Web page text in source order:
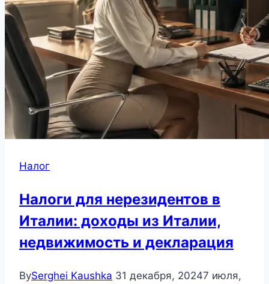
Налог
Налоги для нерезидентов в
Италии: доходы из Италии,
недвижимость и декларация
BySerghei Kaushka 31 декабря, 20247 июля,